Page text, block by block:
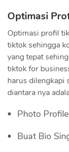
Optimasi
Optimasi profil
tiktok sehingga
yang tepat
tiktok for
harus dilengkapi
diantara nya
Photo Profile
Buat Bio